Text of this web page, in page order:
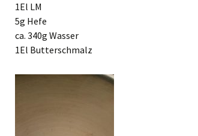
1El LM
5g Hefe
ca. 340g Wasser
1El Butterschmalz